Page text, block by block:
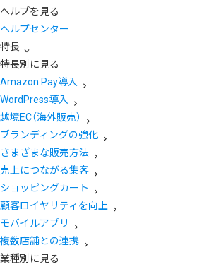
ヘルプを見る
ヘルプセンター
特長
特長別に見る
Amazon Pay導入
WordPress導入
越境EC（海外販売）
ブランディングの強化
さまざまな販売方法
売上につながる集客
ショッピングカート
顧客ロイヤリティを向上
モバイルアプリ
複数店舗との連携
業種別に見る